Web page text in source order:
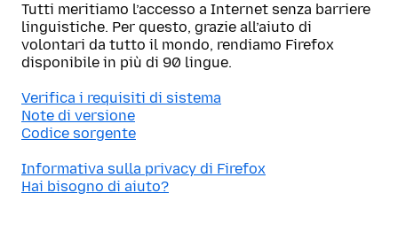
Tutti meritiamo l’accesso a Internet senza barriere
linguistiche. Per questo, grazie all’aiuto di
volontari da tutto il mondo, rendiamo Firefox
disponibile in più di 90 lingue.
Verifica i requisiti di sistema
Note di versione
Codice sorgente
Informativa sulla privacy di Firefox
Hai bisogno di aiuto?